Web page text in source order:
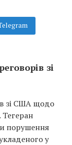
зі
зі США щодо
Тегеран
порушення
у